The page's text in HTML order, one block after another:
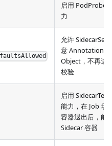
启用
力
允许 SidecarSet
意 Annotations
Object，不再进
校验
启用
能力，在 Job 场
容器退出后，能
Sidecar 容器